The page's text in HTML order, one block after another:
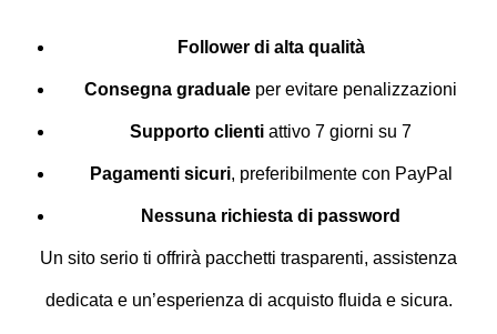
Follower di alta qualità
Consegna graduale per evitare penalizzazioni
Supporto clienti attivo 7 giorni su 7
Pagamenti sicuri, preferibilmente con PayPal
Nessuna richiesta di password
Un sito serio ti offrirà pacchetti trasparenti, assistenza
dedicata e un’esperienza di acquisto fluida e sicura.